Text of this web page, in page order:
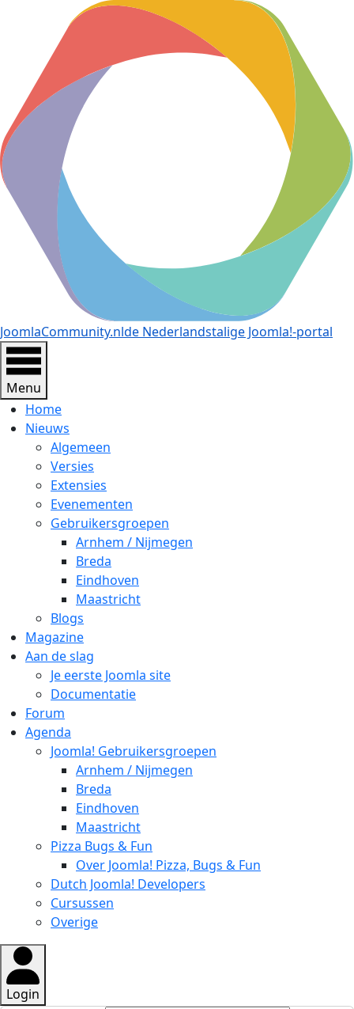
JoomlaCommunity.nlde Nederlandstalige Joomla!-portal
Menu
Home
Nieuws
Algemeen
Versies
Extensies
Evenementen
Gebruikersgroepen
Arnhem / Nijmegen
Breda
Eindhoven
Maastricht
Blogs
Magazine
Aan de slag
Je eerste Joomla site
Documentatie
Forum
Agenda
Joomla! Gebruikersgroepen
Arnhem / Nijmegen
Breda
Eindhoven
Maastricht
Pizza Bugs & Fun
Over Joomla! Pizza, Bugs & Fun
Dutch Joomla! Developers
Cursussen
Overige
Login